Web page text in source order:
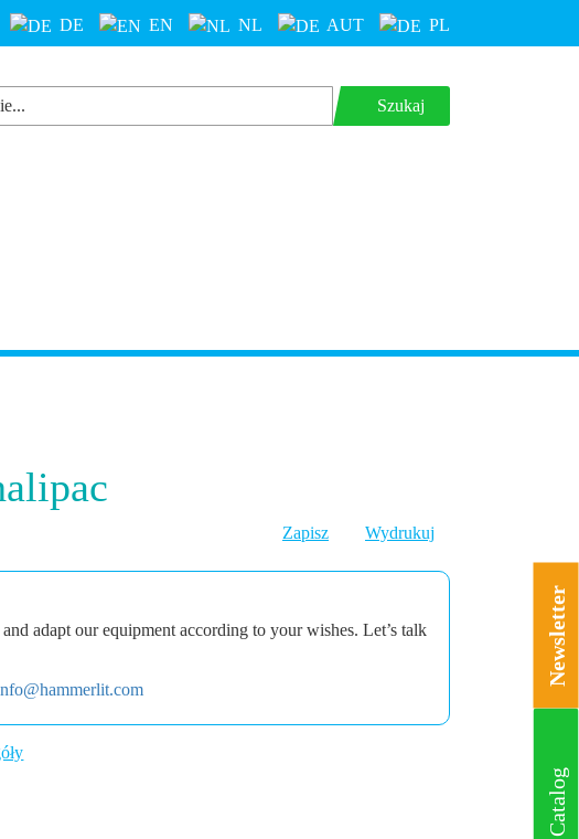
DE EN NL AUT PL
Szukaj
Zapisz Wydrukuj
adapt our equipment according to your wishes. Let’s talk
Newsletter
Catalog